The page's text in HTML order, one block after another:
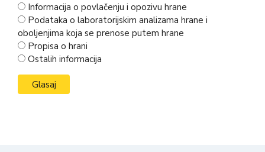
Informacija o povlačenju i opozivu hrane
Podataka o laboratorijskim analizama hrane i
oboljenjima koja se prenose putem hrane
Propisa o hrani
Ostalih informacija